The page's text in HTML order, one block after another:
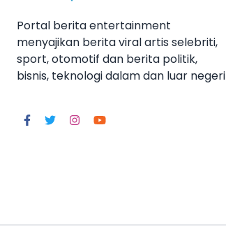
Portal berita entertainment
menyajikan berita viral artis selebriti,
sport, otomotif dan berita politik,
bisnis, teknologi dalam dan luar negeri